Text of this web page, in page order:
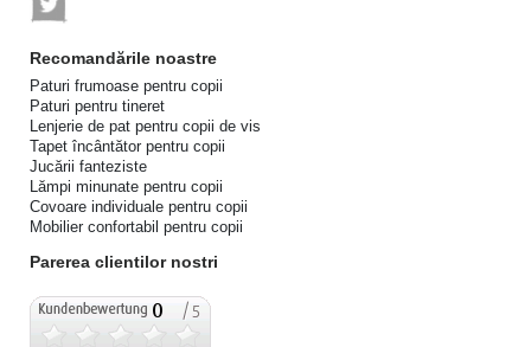
Recomandările noastre
Paturi frumoase pentru copii
Paturi pentru tineret
Lenjerie de pat pentru copii de vis
Tapet încântător pentru copii
Jucării fanteziste
Lămpi minunate pentru copii
Covoare individuale pentru copii
Mobilier confortabil pentru copii
Parerea clientilor nostri